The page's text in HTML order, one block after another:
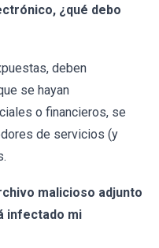
¿qué debo
deben
se hayan
o financieros, se
de servicios (y
malicioso adjunto
infectado mi